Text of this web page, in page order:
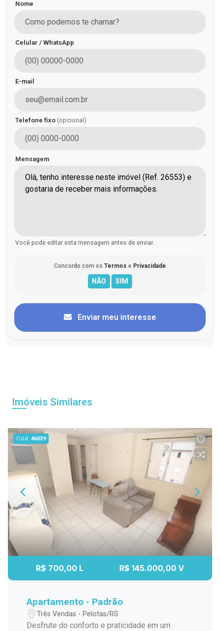
Nome
Celular / WhatsApp
E-mail
Telefone fixo (opcional)
Mensagem
Você pode editar esta mensagem antes de enviar.
Concordo com os Termos e Privacidade
Enviar meu interesse
Imóveis Similares
Cód.46039
R$ 700,00 L R$ 145.000,00 V
Apartamento - Padrão
Três Vendas - Pelotas/RS
Desfrute do conforto e praticidade em um